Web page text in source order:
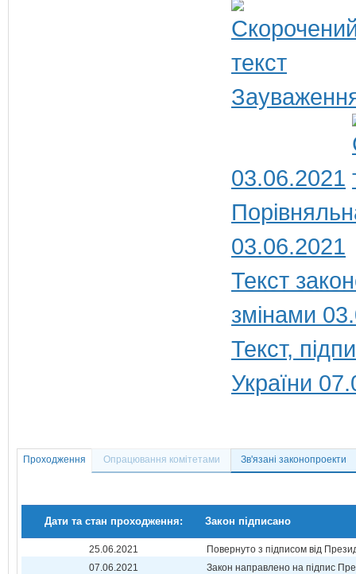
03.06.2021
03.06.2021
Текст
змінами
Текст,
України
Проходження Опрацювання комітетами Зв'язані законопроекти
Дати та стан проходження: Закон підписано
25.06.2021
Повернуто з підписом від
07.06.2021
Закон направлено на підпис